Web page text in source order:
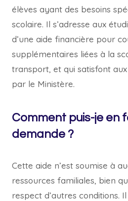
élèves ayant des besoins
scolaire. Il s’adresse aux
d’une aide financière pour
supplémentaires liées à la
transport, et qui satisfont
par le Ministère.
Comment puis-je en
demande ?
Cette aide n’est soumise à
ressources familiales, bien
respect d’autres conditions. Il